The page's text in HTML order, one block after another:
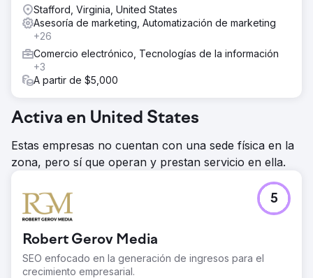
Stafford, Virginia, United States
Asesoría de marketing, Automatización de marketing
+26
Comercio electrónico, Tecnologías de la información
+3
A partir de $5,000
Activa en United States
Estas empresas no cuentan con una sede física en la
zona, pero sí que operan y prestan servicio en ella.
Robert Gerov Media
SEO enfocado en la generación de ingresos para el
crecimiento empresarial.
5